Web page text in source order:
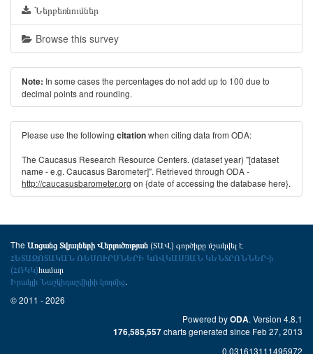
Ներբեռնումներ
Browse this survey
Note: In some cases the percentages do not add up to 100 due to
decimal points and rounding.
Please use the following citationwhen citing data from ODA:
The Caucasus Research Resource Centers. (dataset year) "[dataset
name - e.g. Caucasus Barometer]". Retrieved through ODA -
http://caucasusbarometer.org on {date of accessing the database here}.
The Առցանց Տվյալների Վերլուծության(ՏԱՎ) գործիքը մշակվել է
ՀԵՏԱԶՈՏԱԿԱՆ ՌԵՍՈՒՐՍՆԵՐԻ ԿՈՎԿԱՍՅԱՆ ԿԵՆՏՐՈՆՆԵՐ-ի
(ՀՌԿԿ)համար
Իրակլի Նաշկիդաշվիլիի կողմից.
© 2011 - 2026
Powered byODA. Version 4.8.1
176,585,557charts generated since Feb 27, 2013
0.031613111495972